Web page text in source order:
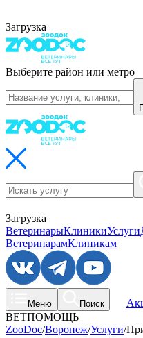
Загрузка
Выберите район или метро
Загрузка
ВетеринарыКлиникиУслуги
ВетеринарамКлиникам
Меню Поиск
ВЕТПОМОЩЬ
ZooDoc/Воронеж/Услуги/